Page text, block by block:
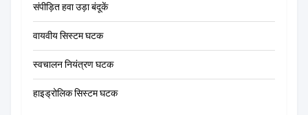
संपीड़ित हवा उड़ा बंदूकें
वायवीय सिस्टम घटक
स्वचालन नियंत्रण घटक
हाइड्रोलिक सिस्टम घटक